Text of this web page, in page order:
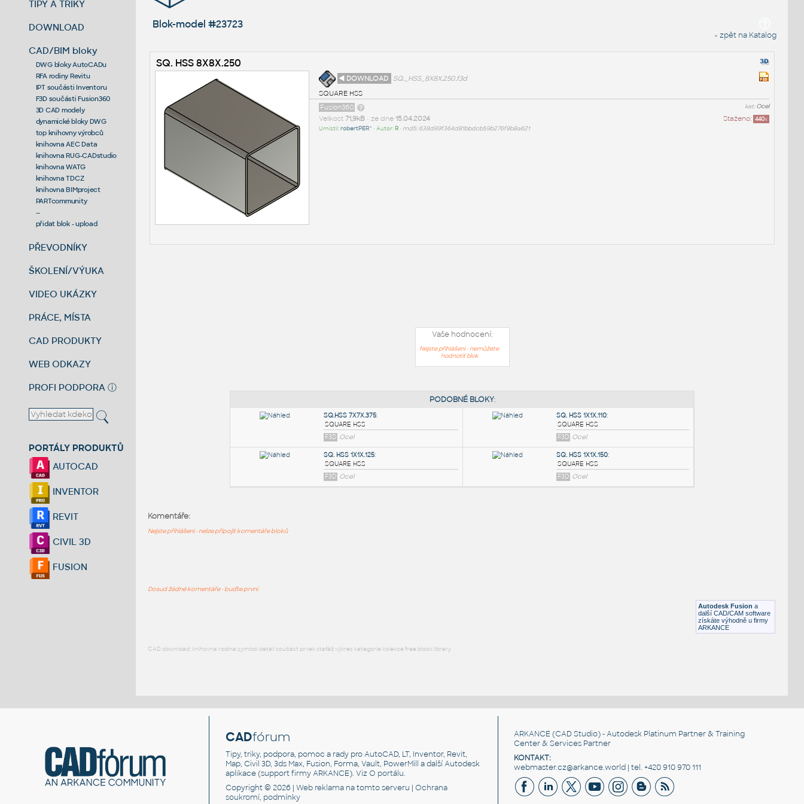
TIPY A TRIKY
DOWNLOAD
CAD/BIM bloky
DWG bloky AutoCADu
RFA rodiny Revitu
IPT součásti Inventoru
F3D součásti Fusion360
3D CAD modely
dynamické bloky DWG
top knihovny výrobců
knihovna AEC Data
knihovna RUG-CADstudio
knihovna WATG
knihovna TDCZ
knihovna BIMproject
PARTcommunity
--
přidat blok - upload
PŘEVODNÍKY
ŠKOLENÍ/VÝUKA
VIDEO UKÁZKY
PRÁCE, MÍSTA
CAD PRODUKTY
WEB ODKAZY
PROFI PODPORA ⓘ
PORTÁLY PRODUKTŮ
AUTOCAD
INVENTOR
REVIT
CIVIL 3D
FUSION
Blok-model #23723
« zpět na Katalog
SQ. HSS 8X8X.250
◄ DOWNLOAD
SQ._HSS_8X8X.250.f3d
SQUARE HSS
kat:Ocel
Fusion360
Staženo: 440x
Velikost 71,9kB• ze dne 15.04.2024
Umístil:robertPER^ • Autor: R• md5: 638d99f364d81bbdcb59b276f9b8a621
Vaše hodnocení:
Nejste přihlášeni - nemůžete
hodnotit blok
Autodesk Fusion a
další CAD/CAM software
získáte výhodně u firmy
ARKANCE
Komentáře:
Nejste přihlášeni - nelze připojit komentáře bloků
Dosud žádné komentáře - buďte první
CAD download: knihovna rodina symbol detail součást prvek stafáž výkres kategorie kolekce free block library
CADfórum
Tipy, triky, podpora, pomoc a rady pro AutoCAD, LT, Inventor, Revit,
Map, Civil 3D, 3ds Max, Fusion, Forma, Vault, PowerMill a další Autodesk
aplikace (support firmy ARKANCE). VizO portálu.
Copyright © 2026 |Web reklama na tomto serveru |Ochrana
soukromí, podmínky
ARKANCE (CAD Studio) - Autodesk Platinum Partner & Training
Center & Services Partner
KONTAKT:
webmaster.cz@arkance.world | tel. +420 910 970 111